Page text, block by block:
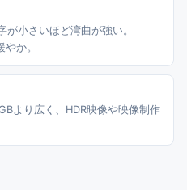
小さいほど湾曲が強い。
か。
より広く、HDR映像や映像制作